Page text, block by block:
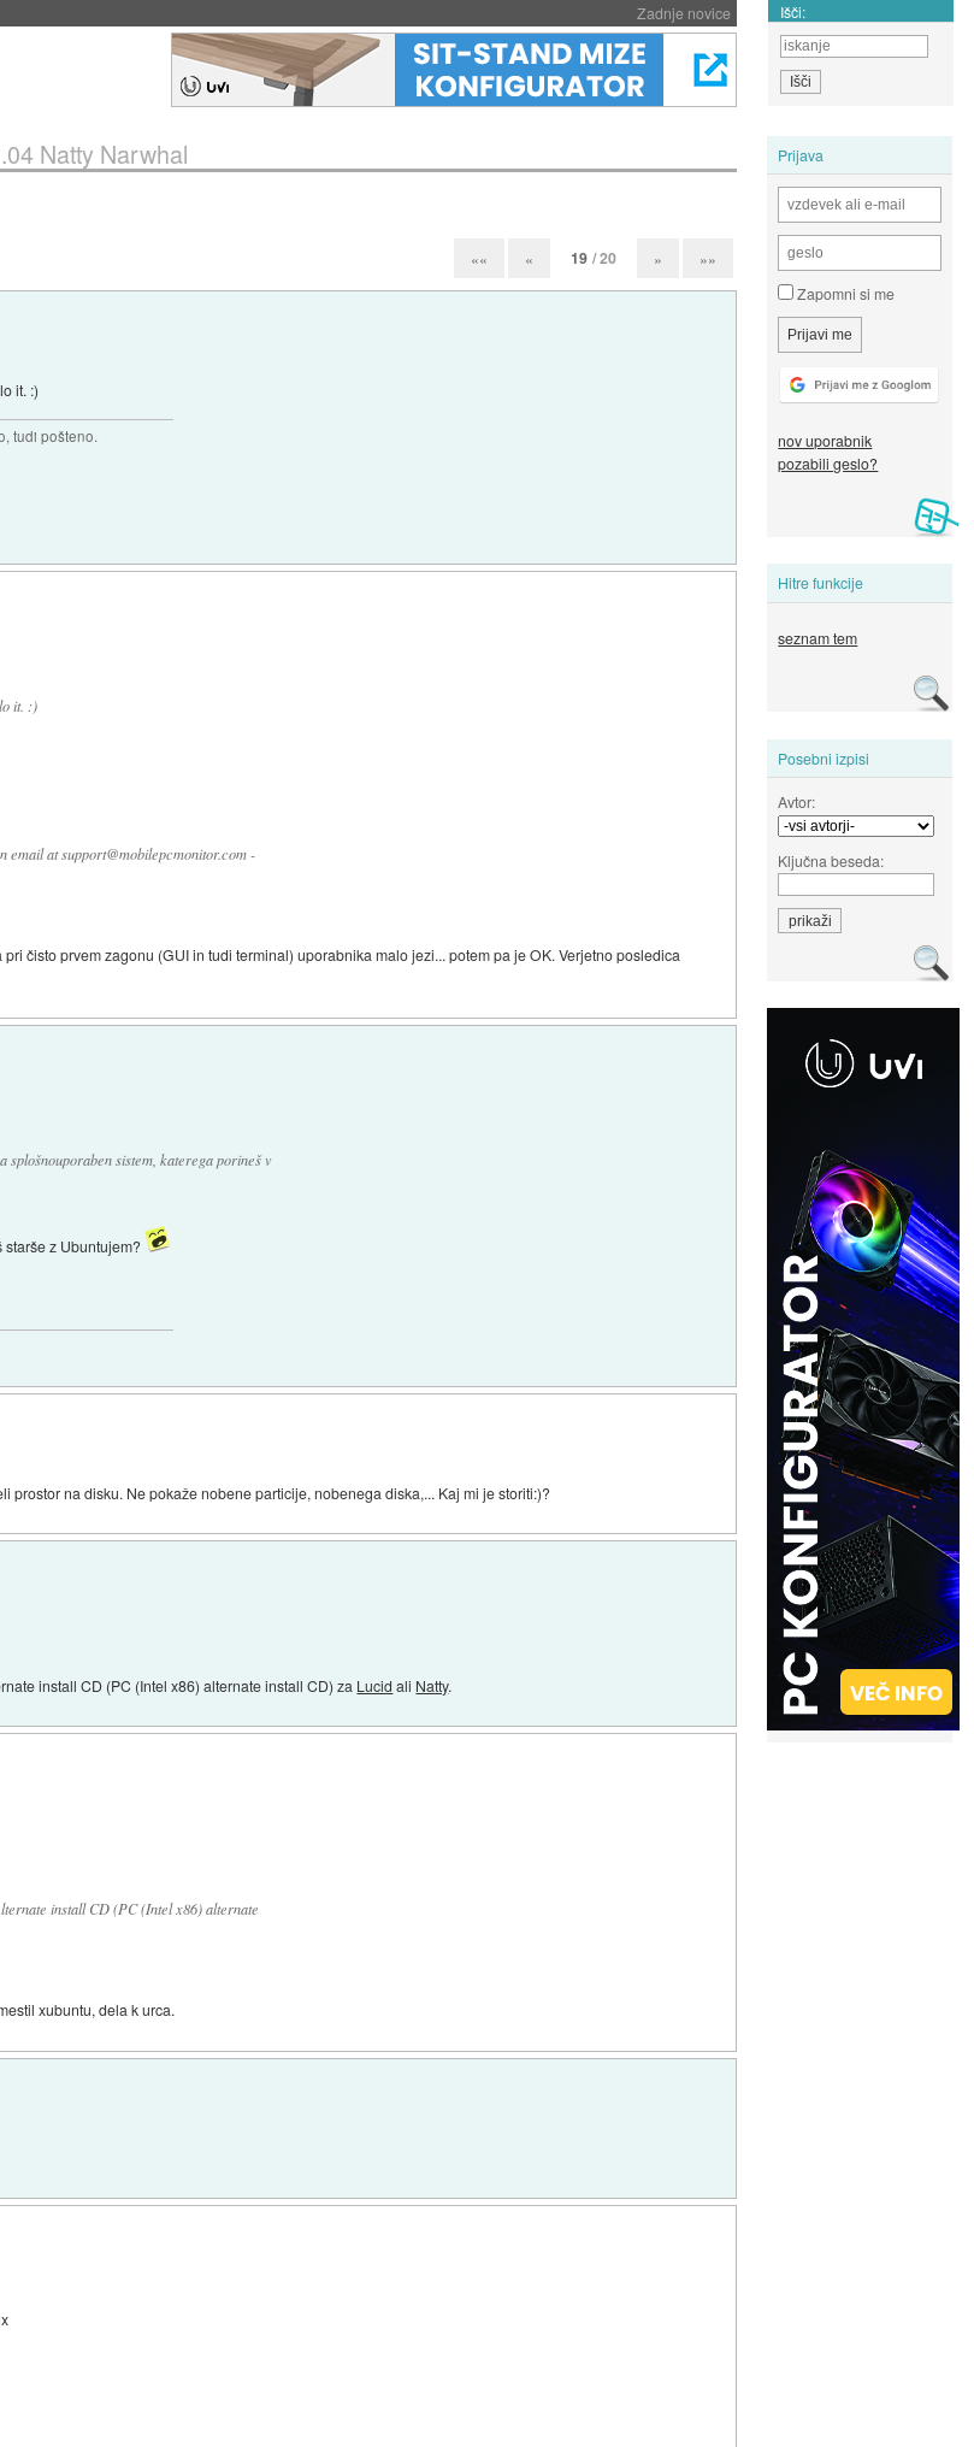
Zadnje novice Išči:
Prijava
Zapomni si me
nov uporabnik
pozabili geslo?
Hitre funkcije
seznam tem
Posebni izpisi
Avtor:
Ključna beseda:
Natty Narwhal
«« « 19 / 20 » »»
it. :)
tudi pošteno.
it. :)
email at support@mobilepcmonitor.com -
čisto prvem zagonu (GUI in tudi terminal) uporabnika malo jezi... potem pa je OK. Verjetno posledica
sistem, katerega porineš v
z Ubuntujem?
prostor na disku. Ne pokaže nobene particije, nobenega diska,... Kaj mi je storiti:)?
install CD (PC (Intel x86) alternate install CD) za Lucid ali Natty.
install CD (PC (Intel x86) alternate
xubuntu, dela k urca.